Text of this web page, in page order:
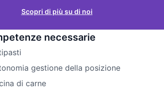
Scopri di più su di noi
necessarie
gestione della posizione
di carne